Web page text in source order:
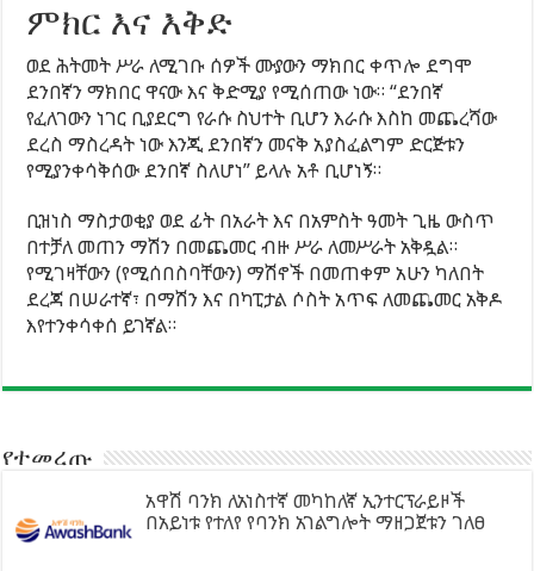
ምክር እና እቅድ
ወደ ሕትመት ሥራ ለሚገቡ ሰዎች ሙያውን ማክበር ቀጥሎ ደግሞ
ደንበኛን ማክበር ዋናው እና ቅድሚያ የሚሰጠው ነው። “ደንበኛ
የፈለገውን ነገር ቢያደርግ የራሱ ስህተት ቢሆን እራሱ እስከ መጨረሻው
ደረስ ማስረዳት ነው እንጂ ደንበኛን መናቅ አያስፈልግም ድርጅቱን
የሚያንቀሳቅሰው ደንበኛ ስለሆነ” ይላሉ አቶ ቢሆነኝ።
ቢዝነስ ማስታወቂያ ወደ ፊት በአራት እና በአምስት ዓመት ጊዜ ውስጥ
በተቻለ መጠን ማሽን በመጨመር ብዙ ሥራ ለመሥራት አቅዷል።
የሚገዛቸውን (የሚሰበስባቸውን) ማሽኖች በመጠቀም አሁን ካለበት
ደረጃ በሠራተኛ፣ በማሽን እና በካፒታል ሶስት አጥፍ ለመጨመር አቅዶ
እየተንቀሳቀሰ ይገኛል።
የተመረጡ
አዋሽ ባንክ ለአነስተኛ መካከለኛ ኢንተርፕራይዞች
በአይነቱ የተለየ የባንክ አገልግሎት ማዘጋጀቱን ገለፀ